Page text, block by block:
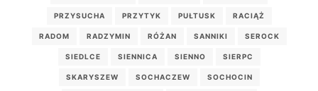
PRZYSUCHA PRZYTYK PUŁTUSK RACIĄŻ
RADOM RADZYMIN RÓŻAN SANNIKI SEROCK
SIEDLCE SIENNICA SIENNO SIERPC
SKARYSZEW SOCHACZEW SOCHOCIN